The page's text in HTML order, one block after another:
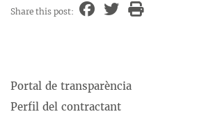
Share this post:
Portal de transparència
Perfil del contractant